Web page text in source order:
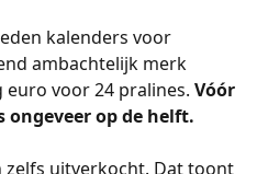
kalenders voor
ambachtelijk merk
voor 24 pralines. Vóór
ongeveer op de helft.
zelfs uitverkocht. Dat toont